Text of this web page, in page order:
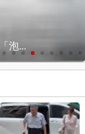
、...